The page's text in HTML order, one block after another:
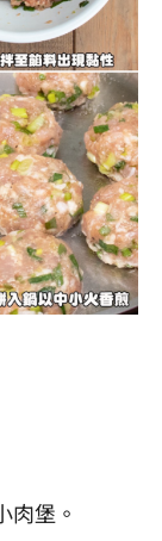
肉堡。